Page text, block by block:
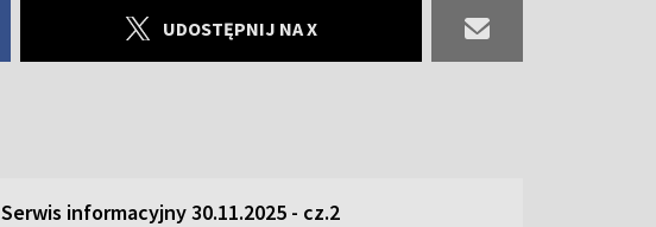
UDOSTĘPNIJ NA X
Serwis informacyjny 30.11.2025 - cz.2